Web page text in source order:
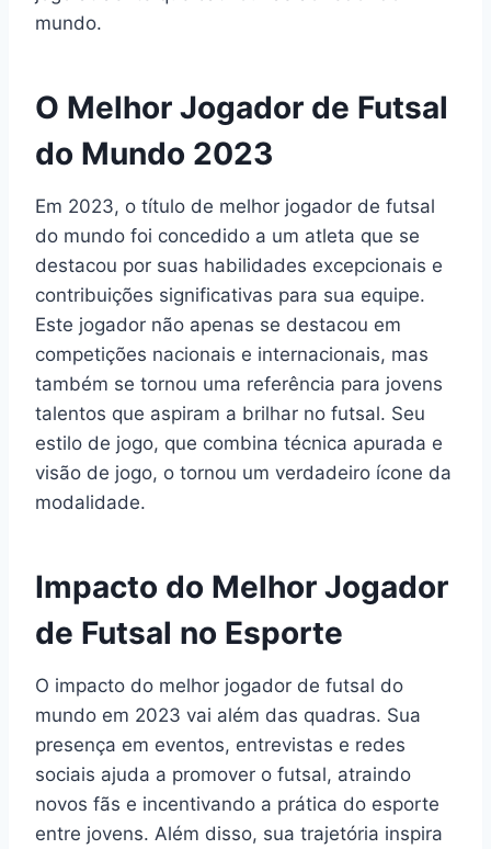
mundo.
O Melhor Jogador de Futsal
do Mundo 2023
Em 2023, o título de melhor jogador de futsal
do mundo foi concedido a um atleta que se
destacou por suas habilidades excepcionais e
contribuições significativas para sua equipe.
Este jogador não apenas se destacou em
competições nacionais e internacionais, mas
também se tornou uma referência para jovens
talentos que aspiram a brilhar no futsal. Seu
estilo de jogo, que combina técnica apurada e
visão de jogo, o tornou um verdadeiro ícone da
modalidade.
Impacto do Melhor Jogador
de Futsal no Esporte
O impacto do melhor jogador de futsal do
mundo em 2023 vai além das quadras. Sua
presença em eventos, entrevistas e redes
sociais ajuda a promover o futsal, atraindo
novos fãs e incentivando a prática do esporte
entre jovens. Além disso, sua trajetória inspira